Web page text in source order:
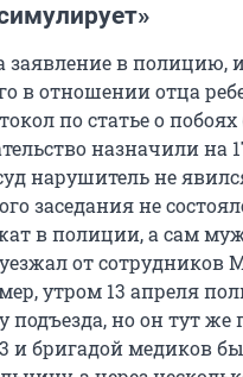
заявление в полицию,
в отношении отца
по статье о побоях
назначили на
нарушитель не
заседания не
в полиции, а сам
от сотрудников
утром 13 апреля
подъезда, но он тут же
и бригадой медиков